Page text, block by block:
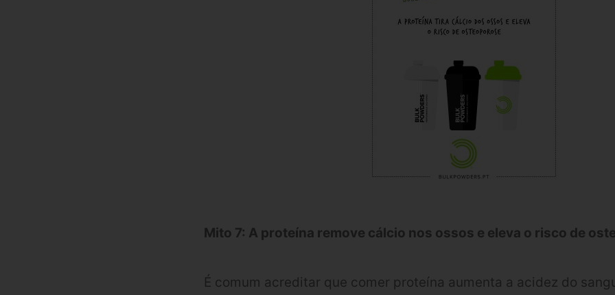
Mito 7: A proteína remove cálcio nos ossos e eleva o risco de
É comum acreditar que comer proteína aumenta a acidez do